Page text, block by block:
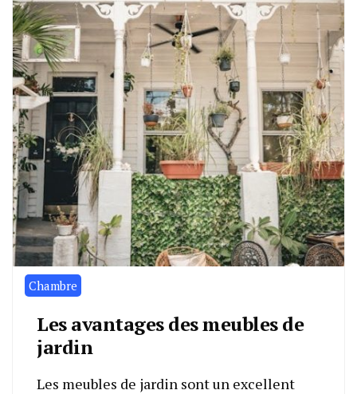
Chambre
Les avantages des meubles de
jardin
Les meubles de jardin sont un excellent